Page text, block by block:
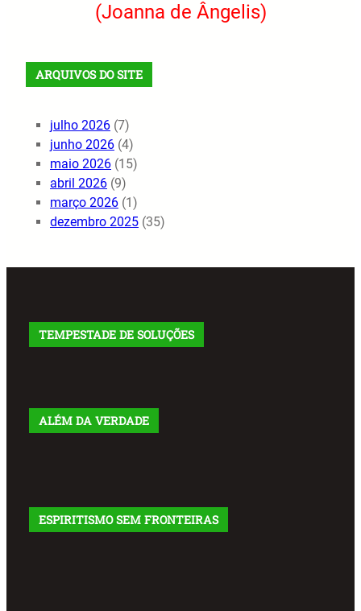
(Joanna de Ângelis)
ARQUIVOS DO SITE
julho 2026 (7)
junho 2026 (4)
maio 2026 (15)
abril 2026 (9)
março 2026 (1)
dezembro 2025 (35)
TEMPESTADE DE SOLUÇÕES
ALÉM DA VERDADE
ESPIRITISMO SEM FRONTEIRAS